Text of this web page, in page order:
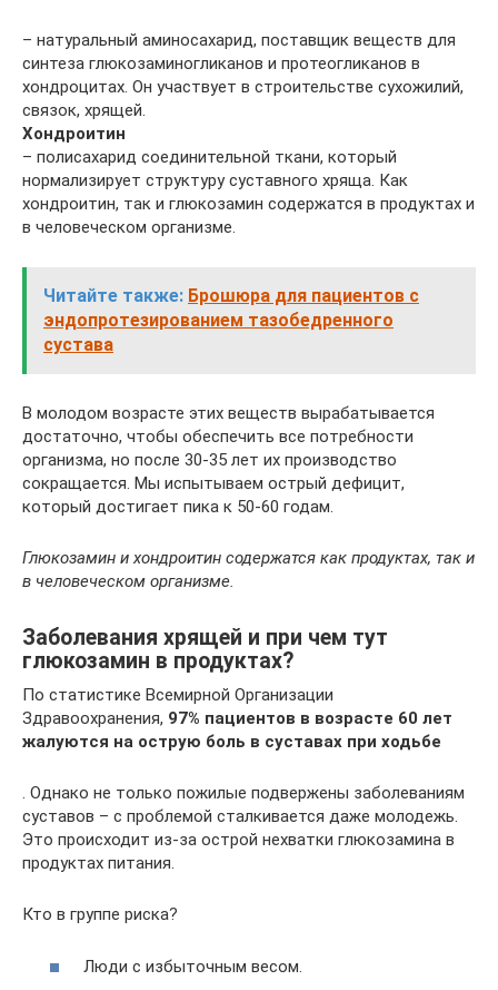
– натуральный аминосахарид, поставщик веществ для
синтеза глюкозаминогликанов и протеогликанов в
хондроцитах. Он участвует в строительстве сухожилий,
связок, хрящей.
Хондроитин
– полисахарид соединительной ткани, который
нормализирует структуру суставного хряща. Как
хондроитин, так и глюкозамин содержатся в продуктах и
в человеческом организме.
Читайте также: Брошюра для пациентов с
эндопротезированием тазобедренного
сустава
В молодом возрасте этих веществ вырабатывается
достаточно, чтобы обеспечить все потребности
организма, но после 30-35 лет их производство
сокращается. Мы испытываем острый дефицит,
который достигает пика к 50-60 годам.
Глюкозамин и хондроитин содержатся как продуктах, так и
в человеческом организме.
Заболевания хрящей и при чем тут
глюкозамин в продуктах?
По статистике Всемирной Организации
Здравоохранения, 97% пациентов в возрасте 60 лет
жалуются на острую боль в суставах при ходьбе
. Однако не только пожилые подвержены заболеваниям
суставов – с проблемой сталкивается даже молодежь.
Это происходит из-за острой нехватки глюкозамина в
продуктах питания.
Кто в группе риска?
Люди с избыточным весом.